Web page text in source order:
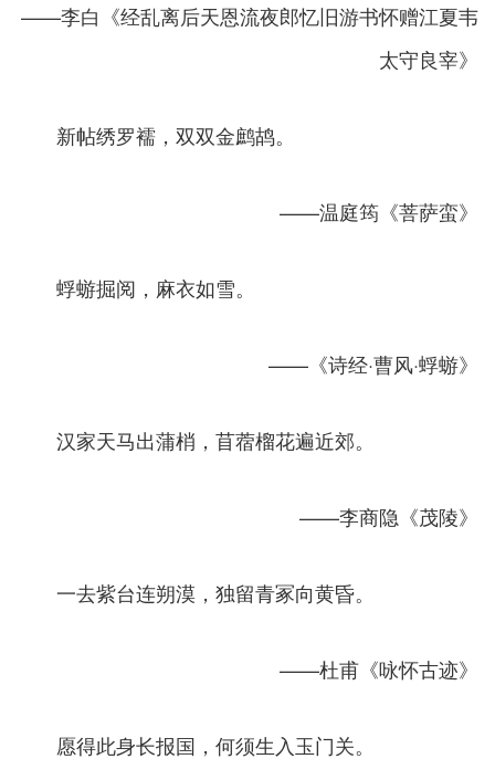
——李白《经乱离后天恩流夜郎忆旧游书怀赠江夏韦
太守良宰》
新帖绣罗襦，双双金鹧鸪。
——温庭筠《菩萨蛮》
蜉蝣掘阅，麻衣如雪。
——《诗经·曹风·蜉蝣》
汉家天马出蒲梢，苜蓿榴花遍近郊。
——李商隐《茂陵》
一去紫台连朔漠，独留青冢向黄昏。
——杜甫《咏怀古迹》
愿得此身长报国，何须生入玉门关。